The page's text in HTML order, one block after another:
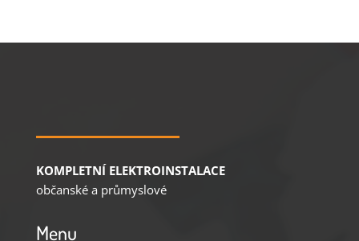
KOMPLETNÍ ELEKTROINSTALACE
občanské a průmyslové
Menu